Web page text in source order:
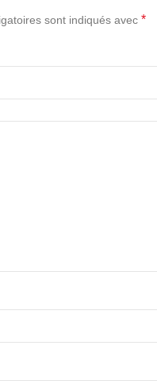
sont indiqués avec *